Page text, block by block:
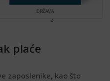
plaće
zaposlenike, kao što